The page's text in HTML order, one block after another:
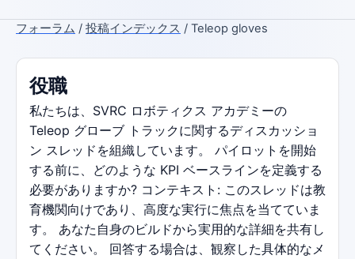
フォーラム / 投稿インデックス / Teleop gloves
役職
私たちは、SVRC ロボティクス アカデミーの
Teleop グローブ トラックに関するディスカッショ
ン スレッドを組織しています。 パイロットを開始
する前に、どのような KPI ベースラインを定義する
必要がありますか? コンテキスト: このスレッドは教
育機関向けであり、高度な実行に焦点を当てていま
す。 あなた自身のビルドから実用的な詳細を共有し
てください。 回答する場合は、観察した具体的なメ